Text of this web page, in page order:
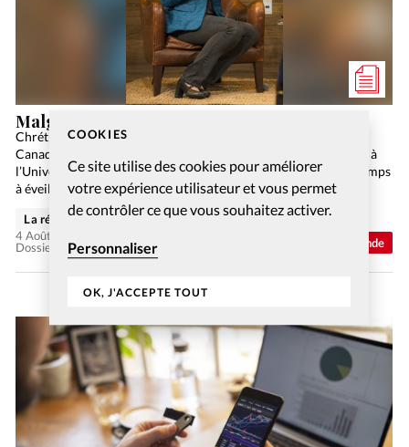
COOKIES
Ce site utilise des cookies pour améliorer
votre expérience utilisateur et vous permet
de contrôler ce que vous souhaitez activer.
Personnaliser
OK, J'ACCEPTE TOUT
Monde
Malgré la crise climatique, l’espoir prévaut
Chrétienne évangélique engagée et femme de pasteur, la
Canadienne Katharine Hayhoe est professeure de climatologie à
l’Université du Texas. Elle consacre une grande partie de son temps
à éveiller les consciences sur le réchauffement climatique.
Dossier: Crise climatique, crise spirituelle ?
La rédaction de Christianisme Aujourd'hui
4 Août 2026